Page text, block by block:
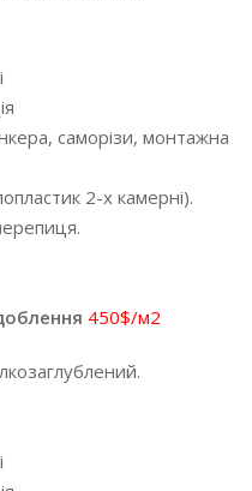
саморізи, монтажна
2-х камерні).
450$/м2